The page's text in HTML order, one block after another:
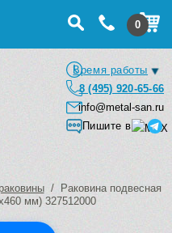
0
Время работы
8 (495) 920-65-66
info@metal-san.ru
Пишите в
/ Раковина подвесная
мм) 327512000